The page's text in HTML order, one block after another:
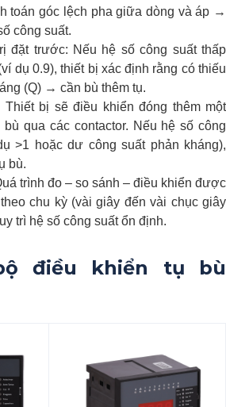
toán góc lệch pha giữa dòng và áp →
công suất.
đặt trước: Nếu hệ số công suất thấp
dụ 0.9), thiết bị xác định rằng có thiếu
(Q) → cần bù thêm tụ.
Thiết bị sẽ điều khiển đóng thêm một
bù qua các contactor. Nếu hệ số công
>1 hoặc dư công suất phản kháng),
bù.
trình đo – so sánh – điều khiển được
chu kỳ (vài giây đến vài chục giây
trì hệ số công suất ổn định.
điều khiển tụ bù